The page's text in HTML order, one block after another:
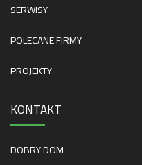
SERWISY
POLECANE FIRMY
PROJEKTY
KONTAKT
DOBRY DOM